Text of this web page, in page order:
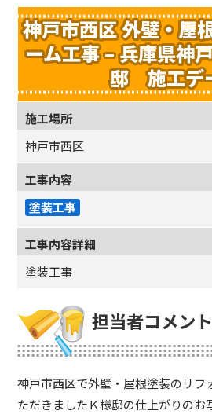
神戸市西区 外壁・屋
ーム工事 – 兵庫県神
邸 施工デ
施工場所
神戸市西区
工事内容
塗装工事
工事内容詳細
塗装工事
担当者コメント
神戸市西区で外壁・屋根塗装のリフ
ただきましたＫ様邸の仕上がりのお